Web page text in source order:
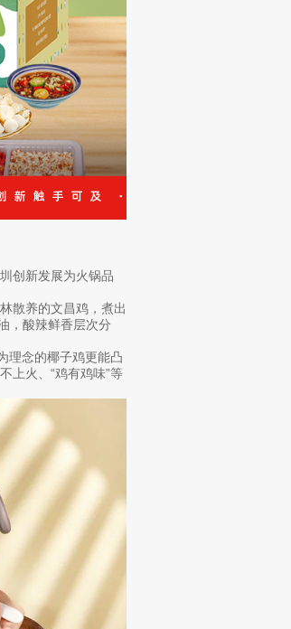
创新发展为火锅品
散养的文昌鸡，煮出
，酸辣鲜香层次分
理念的椰子鸡更能凸
上火、“鸡有鸡味”等